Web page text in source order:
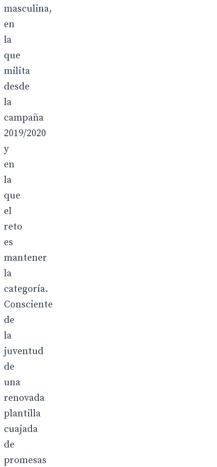
masculina,
en
la
que
milita
desde
la
campaña
2019/2020
y
en
la
que
el
reto
es
mantener
la
categoría.
Consciente
de
la
juventud
de
una
renovada
plantilla
cuajada
de
promesas